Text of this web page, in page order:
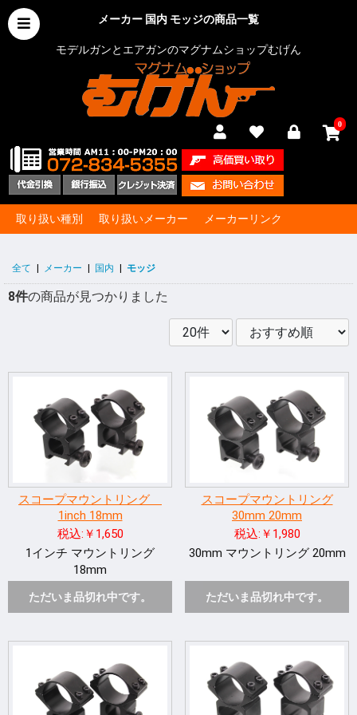
メーカー 国内 モッジの商品一覧
モデルガンとエアガンのマグナムショップむげん
0
取り扱い種別 取り扱いメーカー メーカーリンク
全て メーカー 国内 モッジ
8件の商品が見つかりました
スコープマウントリング
1inch 18mm
税込:￥1,650
1インチ マウントリング
18mm
ただいま品切れ中です。
スコープマウントリング
30mm 20mm
税込:￥1,980
30mm マウントリング 20mm
ただいま品切れ中です。